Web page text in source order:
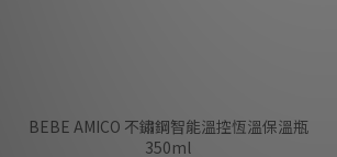
BEBE AMICO 不鏽鋼智能溫控恆溫保溫瓶
350ml